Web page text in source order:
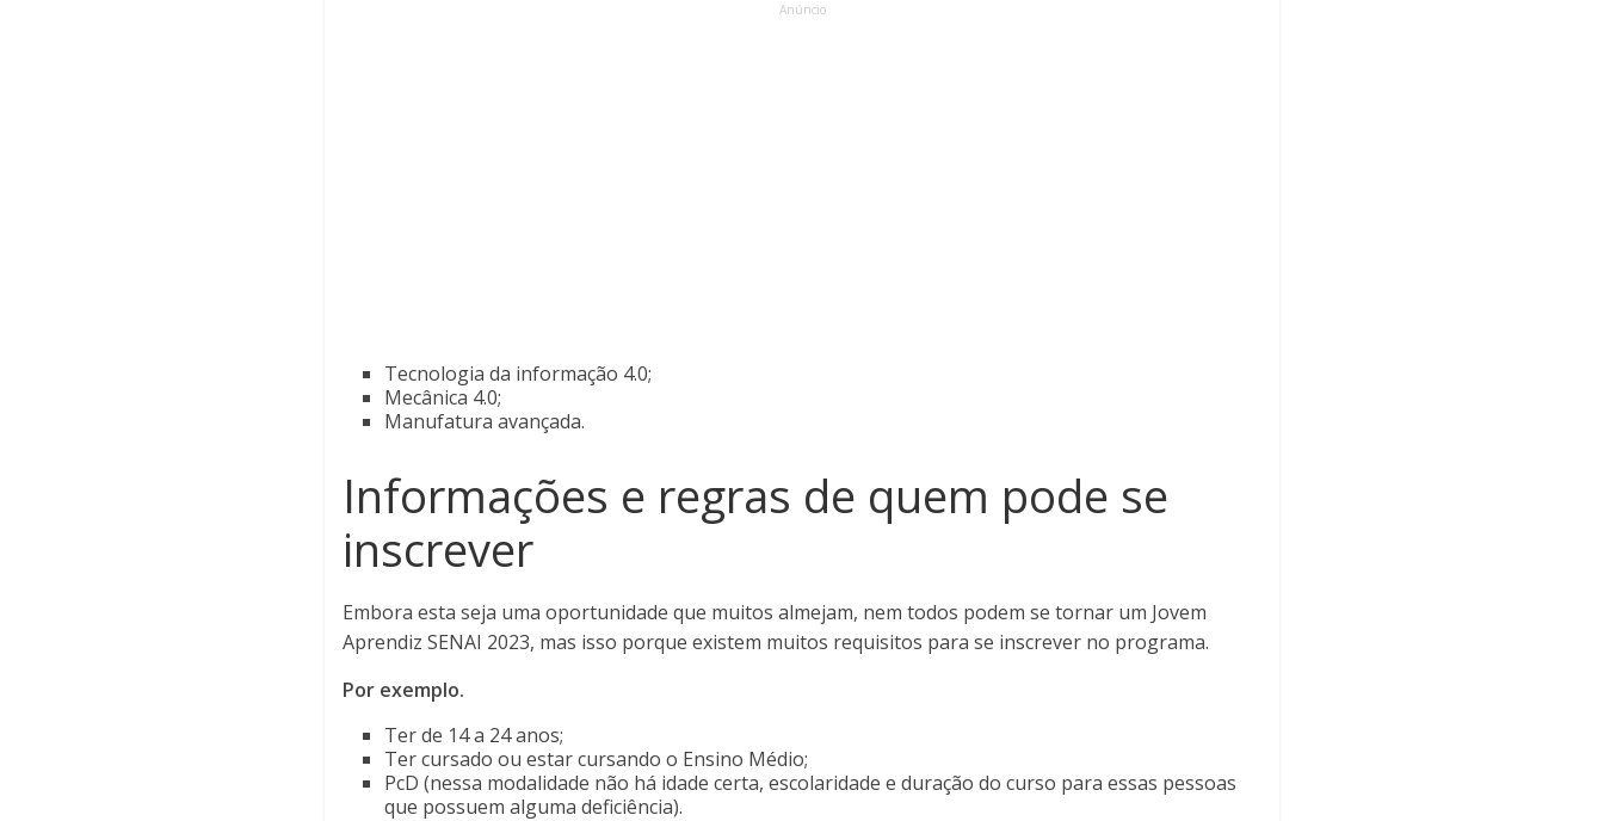
Anúncio
Tecnologia da informação 4.0;
Mecânica 4.0;
Manufatura avançada.
Informações e regras de quem pode se
inscrever
Embora esta seja uma oportunidade que muitos almejam, nem todos podem se tornar um Jovem
Aprendiz SENAI 2023, mas isso porque existem muitos requisitos para se inscrever no programa.
Por exemplo.
Ter de 14 a 24 anos;
Ter cursado ou estar cursando o Ensino Médio;
PcD (nessa modalidade não há idade certa, escolaridade e duração do curso para essas pessoas
que possuem alguma deficiência).